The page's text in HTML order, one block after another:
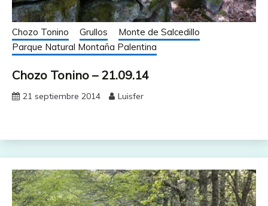
Chozo Tonino Grullos
Monte de Salcedillo
Parque Natural Montaña Palentina
Chozo Tonino – 21.09.14
21 septiembre 2014 Luisfer